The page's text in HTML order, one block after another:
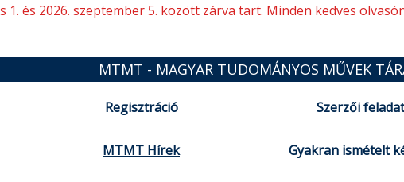
1. és 2026. szeptember 5. között zárva tart. Minden kedves
MTMT - MAGYAR TUDOMÁNYOS MŰVEK
Regisztráció Szerzői
MTMT Hírek Gyakran ismételt